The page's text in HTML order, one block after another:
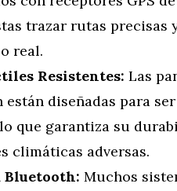
trazar rutas precisas
real.
Resistentes: Las
están diseñadas para
que garantiza su
climáticas adversas.
Bluetooth: Muchos